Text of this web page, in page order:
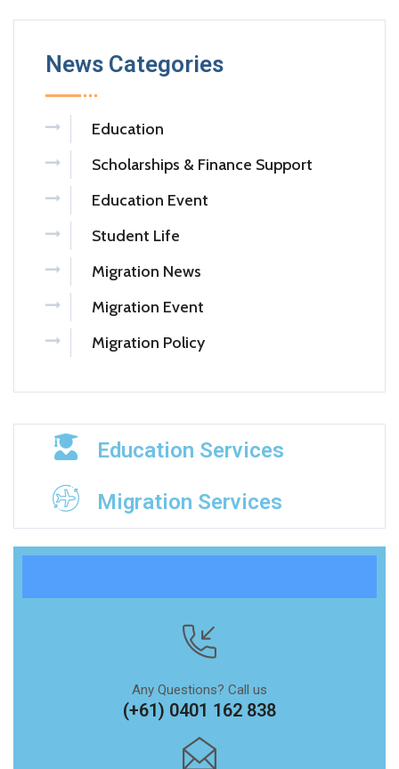
News Categories
Education
Scholarships & Finance Support
Education Event
Student Life
Migration News
Migration Event
Migration Policy
Education Services
Migration Services
Any Questions? Call us
(+61) 0401 162 838